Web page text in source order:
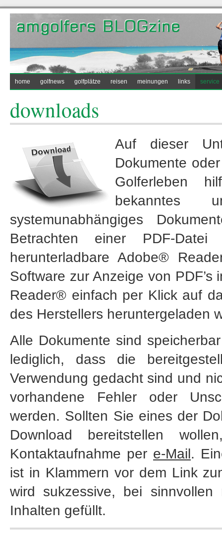
home golfnews golfplätze reisen meinungen links service
downloads
Auf dieser
Dokumente
Golferleben
bekanntes
systemunabhängiges
Betrachten einer PDF-
herunterladbare Adobe®
Software zur Anzeige von
Reader® einfach per Klick auf
des Herstellers heruntergeladen
Alle Dokumente sind
lediglich, dass die
Verwendung gedacht sind und
vorhandene Fehler oder
werden. Sollten Sie eines der
Download bereitstellen
Kontaktaufnahme per e-Mail.
ist in Klammern vor dem Link
wird sukzessive, bei
Inhalten gefüllt.